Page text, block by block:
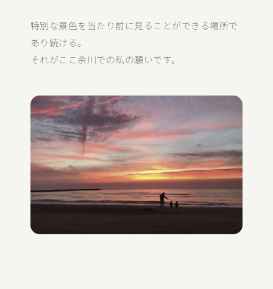
特別な景色を当たり前に見ることができる場所で
あり続ける。
それがここ余川での私の願いです。